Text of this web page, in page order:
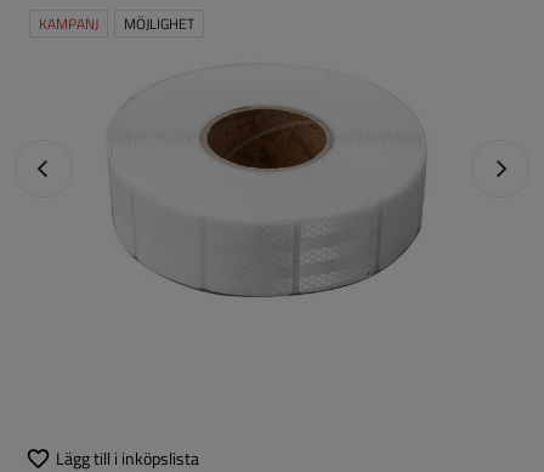
Föregående foto Nästa
KAMPANJ MÖJLIGHET
Lägg till i inköpslista